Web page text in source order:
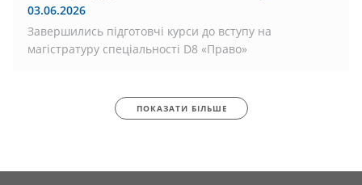
03.06.2026
Завершились підготовчі курси до вступу на
магістратуру спеціальності D8 «Право»
ПОКАЗАТИ БІЛЬШЕ